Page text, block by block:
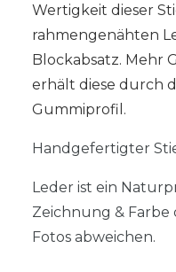
Wertigkeit dieser
rahmengenähten
Blockabsatz. Mehr
erhält diese durch
Gummiprofil.
Handgefertigter
Leder ist ein
Zeichnung & Farbe
Fotos abweichen.